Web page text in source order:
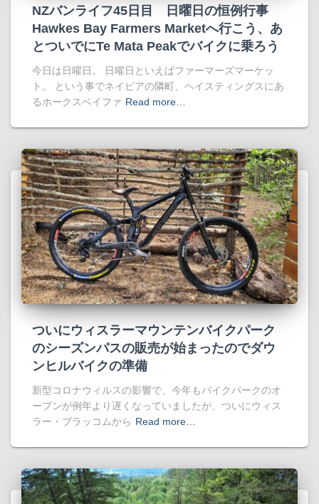
NZバンライフ45日目 日曜日の恒例行事
Hawkes Bay Farmers Marketへ行こう、あ
とついでにTe Mata Peakでバイクに乗ろう
今日は日曜日。 日曜日といえばファーマーズマーケッ
ト。 という事でネイピアの隣町、ヘイスティングスにあ
るホークスベイファ Read more…
ついにウィスラーマウンテンバイクパーク
のシーズンパスの販売が始まったのでダウ
ンヒルバイクの準備
新型コロナウィルスの影響で、今年もバイクパークのオ
ープンが例年より遅くなっていましたが、ついにウィス
ラー・ブラッコムから Read more…